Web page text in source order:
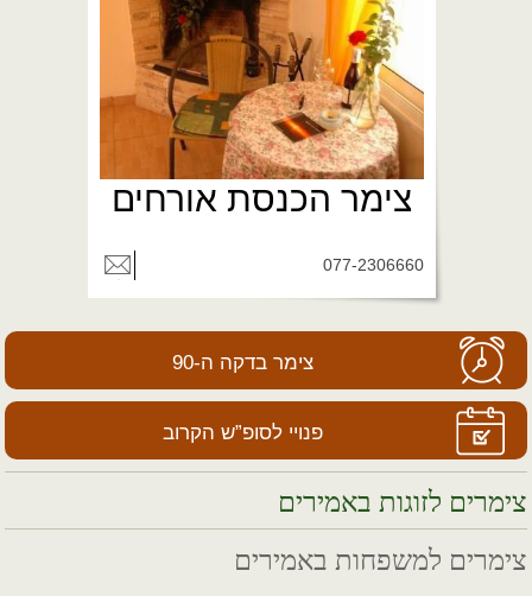
צימר הכנסת אורחים
077-2306660
צימר בדקה ה-90
פנויי לסופ”ש הקרוב
צימרים לזוגות באמירים
צימרים למשפחות באמירים